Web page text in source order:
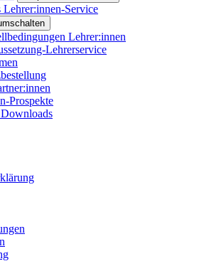
Lehrer:innen-Service
Lehrer:innen
Lehrerservice
Prospekte